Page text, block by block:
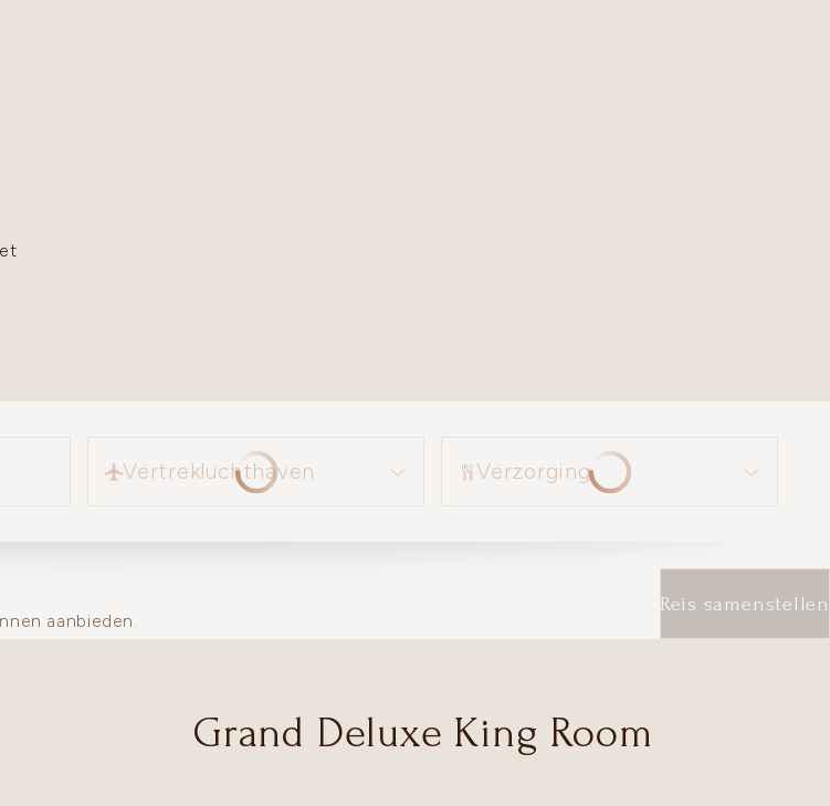
Vertrekluchthaven
Vertrekluchthaven
Verzorging
aanbieden.
Reis samenstellen
Grand Deluxe King Room